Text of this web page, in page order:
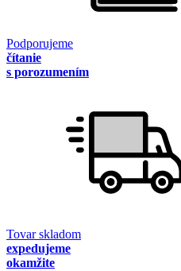
Podporujeme
čítanie
s porozumením
Tovar skladom
expedujeme
okamžite